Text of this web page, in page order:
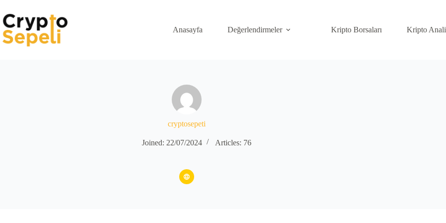
content
Anasayfa
Değerlendirmeler Kripto Borsaları Kripto
cryptosepeti
Joined: 22/07/2024 Articles: 76